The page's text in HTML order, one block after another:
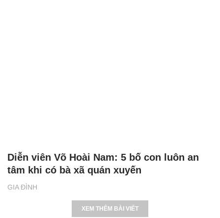
GIA ĐÌNH
Diễn viên Võ Hoài Nam: 5 bố con luôn an
tâm khi có bà xã quán xuyến
XEM THÊM BÀI VIẾT